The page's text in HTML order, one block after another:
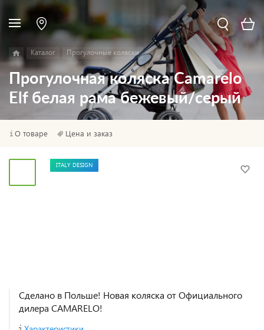
Каталог Прогулочные коляски
Прогулочная коляска Camarelo
Elf белая рама бежевый/серый
О товаре Цена и заказ
ITALY DESIGN
Сделано в Польше! Новая коляска от Официального
дилера CAMARELO!